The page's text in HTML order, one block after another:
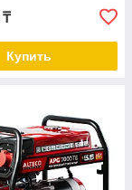
₸
Купить